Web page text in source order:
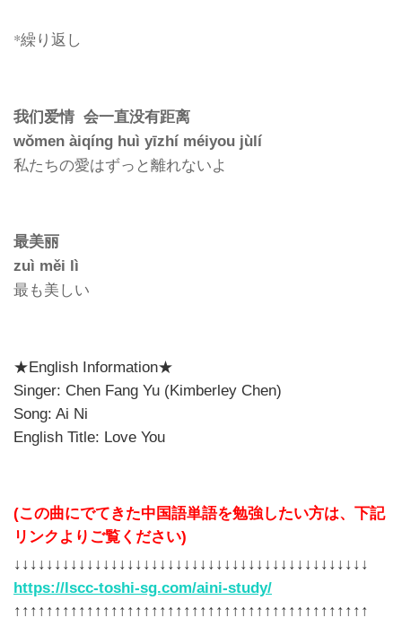
*繰り返し
我们爱情 会一直没有距离
wǒmen àiqíng huì yīzhí méiyou jùlí
私たちの愛はずっと離れないよ
最美丽
zuì měi lì
最も美しい
★English Information★
Singer: Chen Fang Yu (Kimberley Chen)
Song: Ai Ni
English Title: Love You
(この曲にでてきた中国語単語を勉強したい方は、下記
リンクよりご覧ください)
↓↓↓↓↓↓↓↓↓↓↓↓↓↓↓↓↓↓↓↓↓↓↓↓↓↓↓↓↓↓↓↓↓↓↓↓↓↓↓↓↓↓↓↓
https://lscc-toshi-sg.com/aini-study/
↑↑↑↑↑↑↑↑↑↑↑↑↑↑↑↑↑↑↑↑↑↑↑↑↑↑↑↑↑↑↑↑↑↑↑↑↑↑↑↑↑↑↑↑